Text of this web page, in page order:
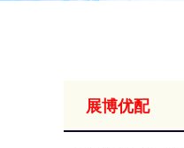
展博优配